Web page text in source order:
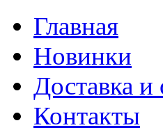
Главная
Новинки
Доставка и
Контакты